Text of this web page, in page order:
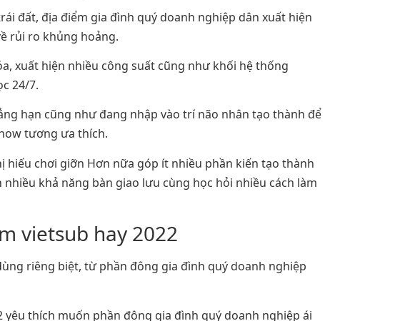
đất, địa điểm gia đình quý doanh nghiệp dân xuất hiện
rủi ro khủng hoảng.
xuất hiện nhiều công suất cũng như khối hệ thống
24/7.
hạn cũng như đang nhập vào trí não nhân tạo thành để
tương ưa thích.
hiếu chơi giỡn Hơn nữa góp ít nhiều phần kiến tạo thành
khả năng bàn giao lưu cùng học hỏi nhiều cách làm
vietsub hay 2022
riêng biệt, từ phần đông gia đình quý doanh nghiệp
thích muốn phần đông gia đình quý doanh nghiệp ái